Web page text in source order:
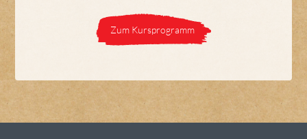
Zum Kursprogramm